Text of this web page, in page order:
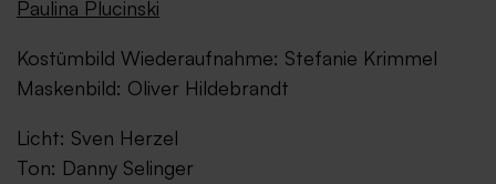
Paulina Plucinski
Kostümbild Wiederaufnahme: Stefanie Krimmel
Maskenbild: Oliver Hildebrandt
Licht: Sven Herzel
Ton: Danny Selinger